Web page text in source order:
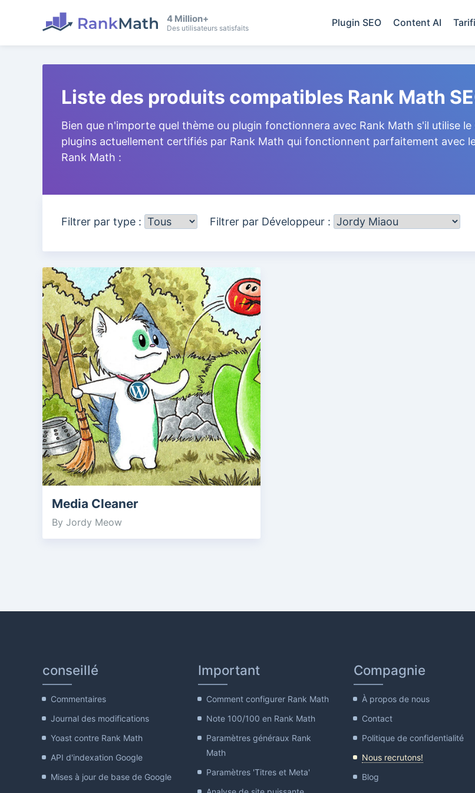
4 Million+
Des utilisateurs satisfaits Plugin SEO Content AI
Liste des produits compatibles Rank Math
Bien que n'importe quel thème ou plugin fonctionnera avec Rank Math s'il utilise
plugins actuellement certifiés par Rank Math qui fonctionnent parfaitement avec
Rank Math :
Filtrer par type : Filtrer par Développeur :
Media Cleaner
By Jordy Meow
conseillé
Commentaires
Journal des modifications
Yoast contre Rank Math
API d'indexation Google
Mises à jour de base de Google
Important
Comment configurer Rank Math
Note 100/100 en Rank Math
Paramètres généraux Rank
Math
Paramètres 'Titres et Meta'
Compagnie
À propos de nous
Contact
Politique de confidentialité
Nous recrutons!
Blog